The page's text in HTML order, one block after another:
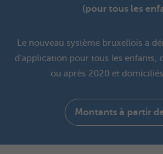
(pour tous les
Le nouveau système bruxellois a
d'application pour tous les enfants,
ou après 2020 et
Montants à partir